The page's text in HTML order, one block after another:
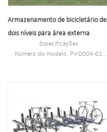
Armazenamento de bicicletário de
dois níveis para área externa
Especificações
Número do modelo: PV-D004-01
para fora
Material: aço carbono
Carregamento: 12 Bicicletas (De